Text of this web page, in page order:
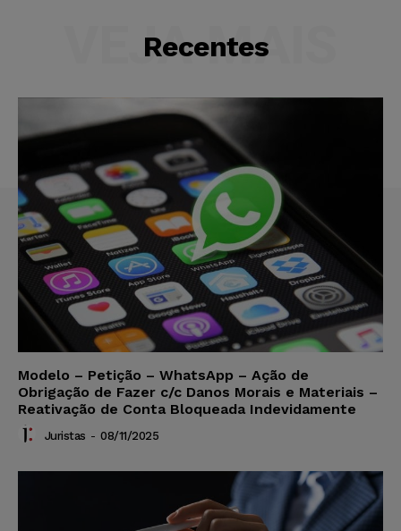
Recentes
VEJA MAIS
Modelo – Petição – WhatsApp – Ação de
Obrigação de Fazer c/c Danos Morais e Materiais –
Reativação de Conta Bloqueada Indevidamente
Juristas - 08/11/2025